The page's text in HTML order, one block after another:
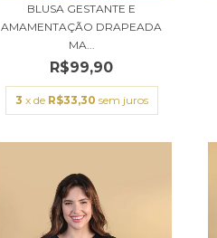
BLUSA GESTANTE E
AMAMENTAÇÃO DRAPEADA
MA...
R$99,90
3 x de R$33,30 sem juros